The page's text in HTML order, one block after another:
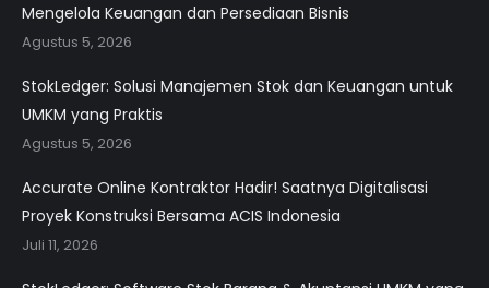
Mengelola Keuangan dan Persediaan Bisnis
Agustus 5, 2026
StokLedger: Solusi Manajemen Stok dan Keuangan untuk
UMKM yang Praktis
Agustus 5, 2026
Accurate Online Kontraktor Hadir! Saatnya Digitalisasi
Proyek Konstruksi Bersama ACIS Indonesia
Juli 11, 2026